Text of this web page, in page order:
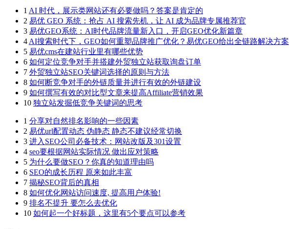
1 AI 时代，展示类网站还有必要做吗？答案是肯定的
2 易优 GEO 系统：抢占 AI 搜索先机，让 AI 成为品牌专属推荐官
3 易优GEO系统：AI时代品牌流量新入口，开启GEO优化新篇章
4 AI搜索时代下，GEO如何重塑品牌推广优化？易优GEO给出全链路解决方案
5 易优cms在建站行业里有哪些优势
6 如何定位竞争对手并搭建外贸独立站获取询盘订单
7 外贸独立站SEO关键词选择的原则与方法
8 如何断竞争对手的外链质量并进行有效的外链建设
9 如何撰写有效的对比型文章来提高Affiliate营销效果
10 独立站发掘低竞争关键词的思考
1 分享对自然排名影响的一些因素
2 易优url配置动态 伪静态 静态不建议经常切换
3 进入SEO公司必备技术：网站改版及301设置
4 seo要根据网站实际情况 做出应对策略
5 为什么要做SEO？你真的知道理由吗
6 SEO的成长历程 原来如此丰富
7 揭秘SEO背后的真相
8 如何优化网站访问速度, 提高用户体验!
9 排名不提升 要怎么去优化
10 如何起一个好标题，这里有5个要点可以参考